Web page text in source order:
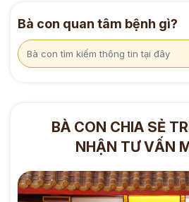
Bà con quan tâm bệnh gì?
BÀ CON CHIA SẺ
NHẬN TƯ VẤN